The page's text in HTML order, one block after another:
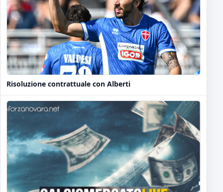
Risoluzione contrattuale con Alberti